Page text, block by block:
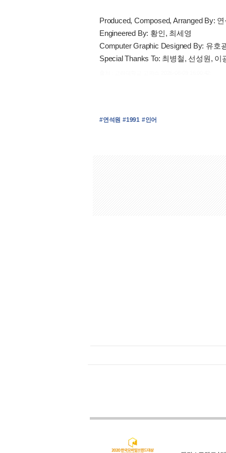
Produced, Composed, Arranged By:
Engineered By: 황인, 최세영
Computer Graphic Designed By: 유호
Special Thanks To: 최병철, 선성원,
#연석원 #1991 #인어